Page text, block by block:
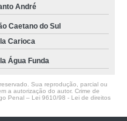
André
Caetano do Sul
Carioca
Água Funda
Sua reprodução, parcial ou
a autorização do autor. Crime de
Penal – Lei 9610/98 - Lei de direitos